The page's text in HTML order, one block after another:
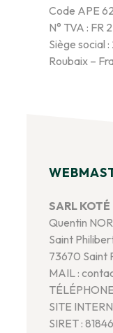
Code APE
N° TVA : FR
Siège social
Roubaix –
SARL KOTÉ
Quentin
Saint
73670 Saint
MAIL :
SITE
SIRET :